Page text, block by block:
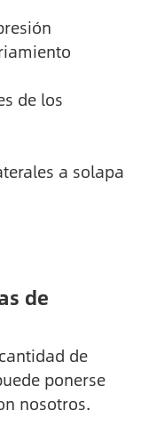
de los
a solapa
de
de
ponerse
nosotros.